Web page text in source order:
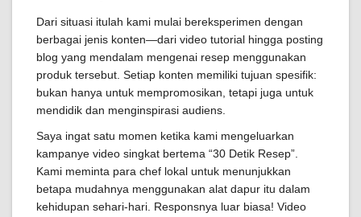
Dari situasi itulah kami mulai bereksperimen dengan
berbagai jenis konten—dari video tutorial hingga posting
blog yang mendalam mengenai resep menggunakan
produk tersebut. Setiap konten memiliki tujuan spesifik:
bukan hanya untuk mempromosikan, tetapi juga untuk
mendidik dan menginspirasi audiens.
Saya ingat satu momen ketika kami mengeluarkan
kampanye video singkat bertema “30 Detik Resep”.
Kami meminta para chef lokal untuk menunjukkan
betapa mudahnya menggunakan alat dapur itu dalam
kehidupan sehari-hari. Responsnya luar biasa! Video